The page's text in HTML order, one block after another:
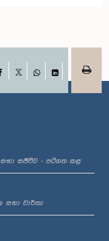
Facebook
WhatsApp
LinkedIn
සභා සජීවීව - පටිගත කළ
සභා වාර්තා